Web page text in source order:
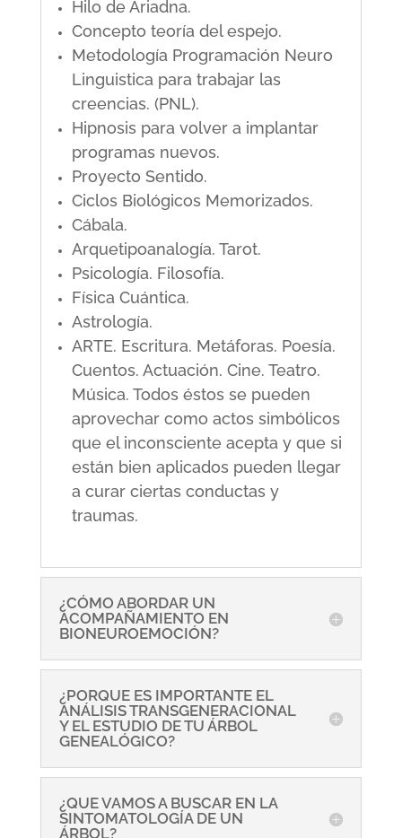
Hilo de Ariadna.
Concepto teoría del espejo.
Metodología Programación Neuro
Linguistica para trabajar las
creencias. (PNL).
Hipnosis para volver a implantar
programas nuevos.
Proyecto Sentido.
Ciclos Biológicos Memorizados.
Cábala.
Arquetipoanalogía. Tarot.
Psicología. Filosofía.
Física Cuántica.
Astrología.
ARTE. Escritura. Metáforas. Poesía.
Cuentos. Actuación. Cine. Teatro.
Música. Todos éstos se pueden
aprovechar como actos simbólicos
que el inconsciente acepta y que si
están bien aplicados pueden llegar
a curar ciertas conductas y
traumas.
¿CÓMO ABORDAR UN
ACOMPAÑAMIENTO EN
BIONEUROEMOCIÓN?
¿PORQUE ES IMPORTANTE EL
ANÁLISIS TRANSGENERACIONAL
Y EL ESTUDIO DE TU ÁRBOL
GENEALÓGICO?
¿QUE VAMOS A BUSCAR EN LA
SINTOMATOLOGÍA DE UN
ÁRBOL?